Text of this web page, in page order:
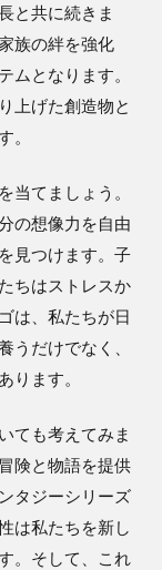
と共に続きま
族の絆を強化
ムとなります。
上げた創造物と
。
当てましょう。
の想像力を自由
見つけます。子
ちはストレスか
は、私たちが日
うだけでなく、
ります。
ても考えてみま
険と物語を提供
タジーシリーズ
は私たちを新し
。そして、これ